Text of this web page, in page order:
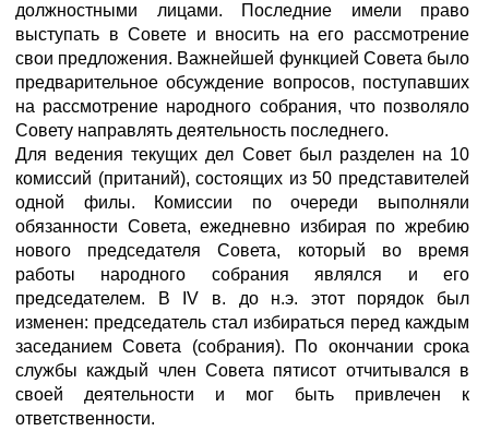
должностными лицами. Последние имели право
выступать в Совете и вносить на его рассмотрение
свои предложения. Важнейшей функцией Совета было
предварительное обсуждение вопросов, поступавших
на рассмотрение народного собрания, что позволяло
Совету направлять деятельность последнего.
Для ведения текущих дел Совет был разделен на 10
комиссий (пританий), состоящих из 50 представителей
одной филы. Комиссии по очереди выполняли
обязанности Совета, ежедневно избирая по жребию
нового председателя Совета, который во время
работы народного собрания являлся и его
председателем. В IV в. до н.э. этот порядок был
изменен: председатель стал избираться перед каждым
заседанием Совета (собрания). По окончании срока
службы каждый член Совета пятисот отчитывался в
своей деятельности и мог быть привлечен к
ответственности.